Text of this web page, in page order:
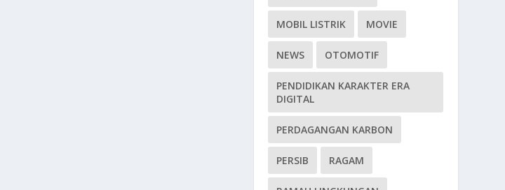
MOBIL LISTRIK MOVIE
NEWS OTOMOTIF
PENDIDIKAN KARAKTER ERA
DIGITAL
PERDAGANGAN KARBON
PERSIB RAGAM